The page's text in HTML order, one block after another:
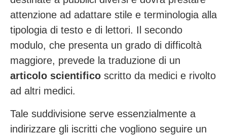
attenzione ad adattare stile e terminologia alla
tipologia di testo e di lettori. Il secondo
modulo, che presenta un grado di difficoltà
maggiore, prevede la traduzione di un
articolo scientifico scritto da medici e rivolto
ad altri medici.
Tale suddivisione serve essenzialmente a
indirizzare gli iscritti che vogliono seguire un